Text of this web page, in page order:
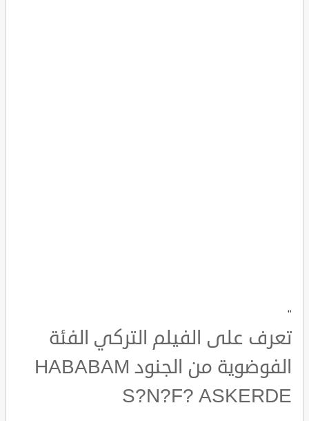
"
تعرف على الفيلم التركي الفئة
الفوضوية من الجنود HABABAM
S?N?F? ASKERDE